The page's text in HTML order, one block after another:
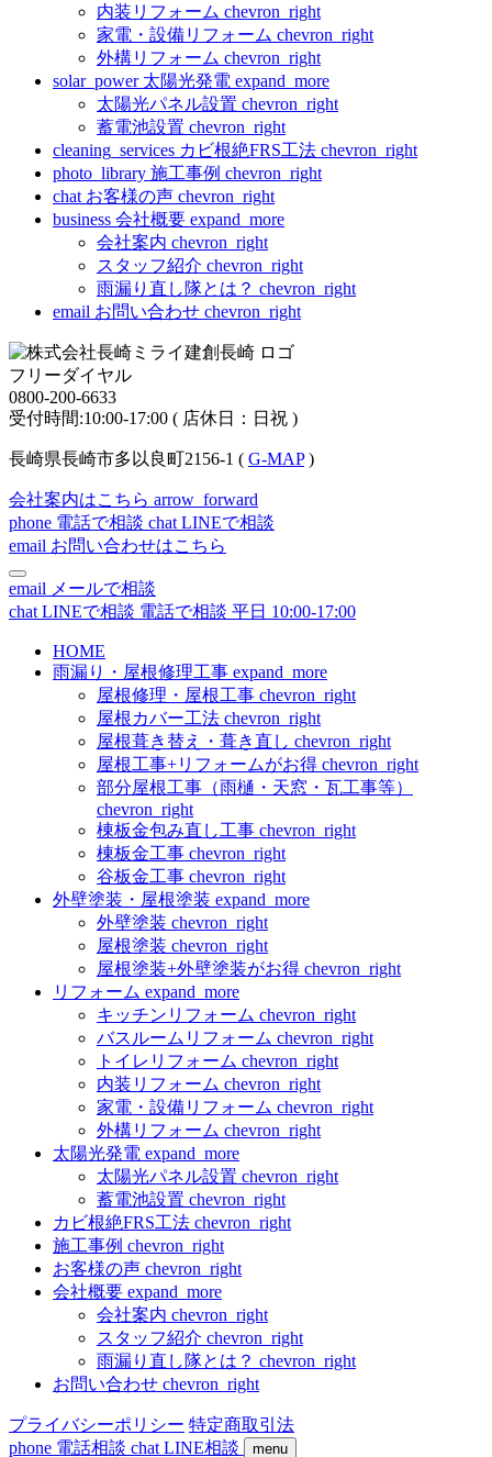
内装リフォーム chevron_right
家電・設備リフォーム chevron_right
外構リフォーム chevron_right
solar_power 太陽光発電 expand_more
太陽光パネル設置 chevron_right
蓄電池設置 chevron_right
cleaning_services カビ根絶FRS工法 chevron_right
photo_library 施工事例 chevron_right
chat お客様の声 chevron_right
business 会社概要 expand_more
会社案内 chevron_right
スタッフ紹介 chevron_right
雨漏り直し隊とは？ chevron_right
email お問い合わせ chevron_right
フリーダイヤル
0800-200-6633
受付時間:10:00-17:00 ( 店休日：日祝 )
長崎県長崎市多以良町2156-1 ( G-MAP)
会社案内はこちら arrow_forward
phone 電話で相談 chat LINEで相談
email お問い合わせはこちら
email メールで相談
chat LINEで相談 電話で相談 平日 10:00-17:00
HOME
雨漏り・屋根修理工事 expand_more
屋根修理・屋根工事 chevron_right
屋根カバー工法 chevron_right
屋根葺き替え・葺き直し chevron_right
屋根工事+リフォームがお得 chevron_right
部分屋根工事（雨樋・天窓・瓦工事等）
chevron_right
棟板金包み直し工事 chevron_right
棟板金工事 chevron_right
谷板金工事 chevron_right
外壁塗装・屋根塗装 expand_more
外壁塗装 chevron_right
屋根塗装 chevron_right
屋根塗装+外壁塗装がお得 chevron_right
リフォーム expand_more
キッチンリフォーム chevron_right
バスルームリフォーム chevron_right
トイレリフォーム chevron_right
内装リフォーム chevron_right
家電・設備リフォーム chevron_right
外構リフォーム chevron_right
太陽光発電 expand_more
太陽光パネル設置 chevron_right
蓄電池設置 chevron_right
カビ根絶FRS工法 chevron_right
施工事例 chevron_right
お客様の声 chevron_right
会社概要 expand_more
会社案内 chevron_right
スタッフ紹介 chevron_right
雨漏り直し隊とは？ chevron_right
お問い合わせ chevron_right
プライバシーポリシー 特定商取引法
phone 電話相談 chat LINE相談 menu